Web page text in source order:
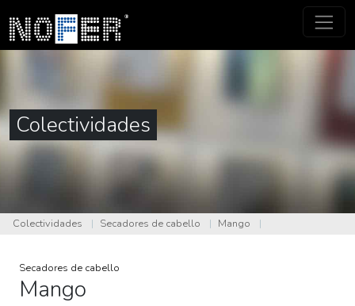
Colectividades
Colectividades | Secadores de cabello | Mango |
Secadores de cabello
Mango